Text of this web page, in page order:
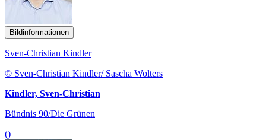
Bildinformationen
Sven-Christian Kindler
© Sven-Christian Kindler/ Sascha Wolters
Kindler, Sven-Christian
Bündnis 90/Die Grünen
()